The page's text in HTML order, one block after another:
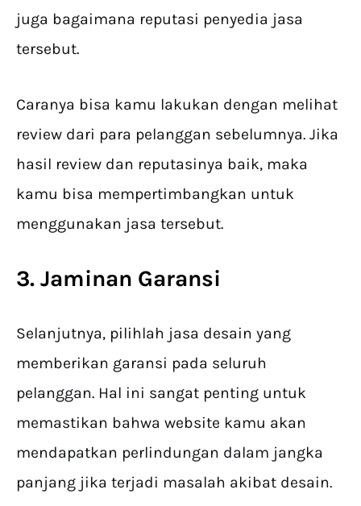
juga bagaimana reputasi penyedia jasa
tersebut.
Caranya bisa kamu lakukan dengan melihat
review dari para pelanggan sebelumnya. Jika
hasil review dan reputasinya baik, maka
kamu bisa mempertimbangkan untuk
menggunakan jasa tersebut.
3. Jaminan Garansi
Selanjutnya, pilihlah jasa desain yang
memberikan garansi pada seluruh
pelanggan. Hal ini sangat penting untuk
memastikan bahwa website kamu akan
mendapatkan perlindungan dalam jangka
panjang jika terjadi masalah akibat desain.